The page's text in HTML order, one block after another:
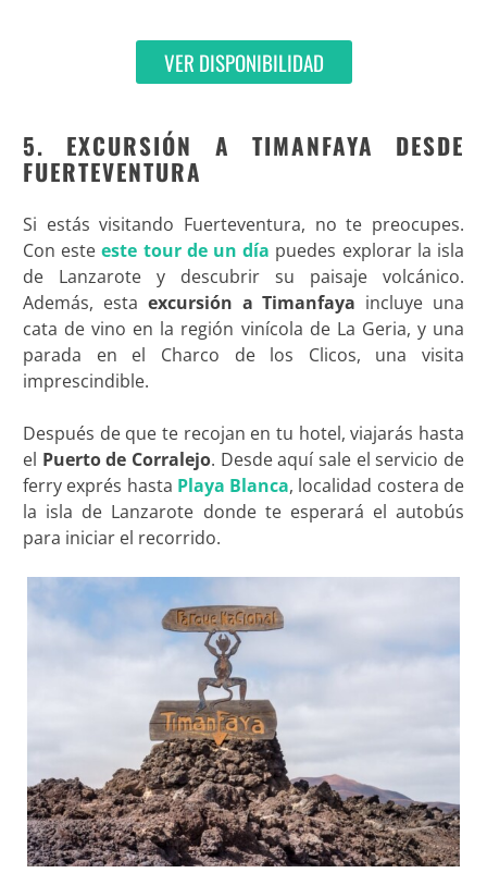
VER DISPONIBILIDAD
5. EXCURSIÓN A TIMANFAYA DESDE
FUERTEVENTURA
Si estás visitando Fuerteventura, no te preocupes.
Con esteeste tour de un día puedes explorar la isla
de Lanzarote y descubrir su paisaje volcánico.
Además, esta excursión a Timanfaya incluye una
cata de vino en la región vinícola de La Geria, y una
parada en el Charco de los Clicos, una visita
imprescindible.
Después de que te recojan en tu hotel, viajarás hasta
el Puerto de Corralejo. Desde aquí sale el servicio de
ferry exprés hasta Playa Blanca, localidad costera de
la isla de Lanzarote donde te esperará el autobús
para iniciar el recorrido.